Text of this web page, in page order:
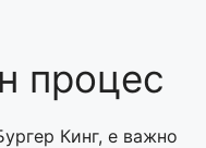
процес
Кинг, е важно